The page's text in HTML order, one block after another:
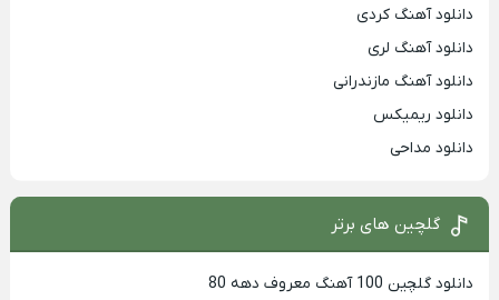
دانلود آهنگ کردی
دانلود آهنگ لری
دانلود آهنگ مازندرانی
دانلود ریمیکس
دانلود مداحی
گلچین های برتر
دانلود گلچین 100 آهنگ معروف دهه 80